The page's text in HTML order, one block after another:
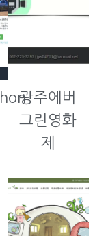
광주에버
그린영화
제